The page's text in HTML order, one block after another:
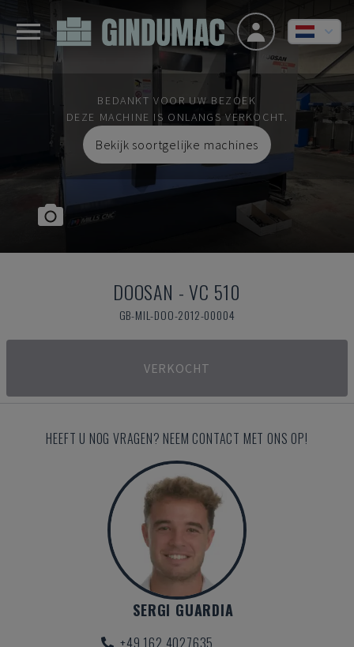
BEDANKT VOOR UW BEZOEK
DEZE MACHINE IS ONLANGS VERKOCHT.
Bekijk soortgelijke machines
DOOSAN -VC 510
GB-MIL-DOO-2012-00004
VERKOCHT
HEEFT U NOG VRAGEN? NEEM CONTACT MET ONS OP!
SERGI GUARDIA
+49 162 4027635